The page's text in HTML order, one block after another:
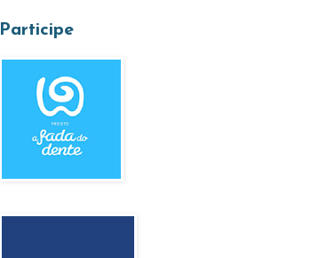
Participe